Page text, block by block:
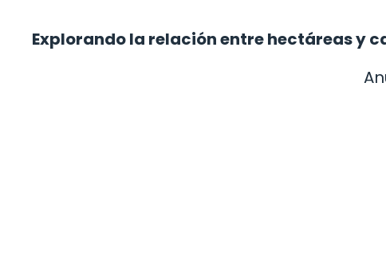
Explorando la relación entre hectáreas y